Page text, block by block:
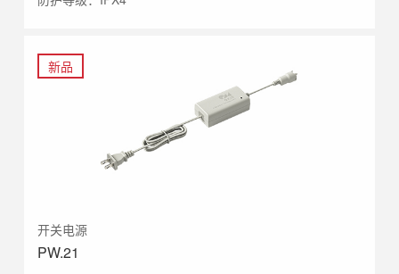
新品
开关电源
PW.21